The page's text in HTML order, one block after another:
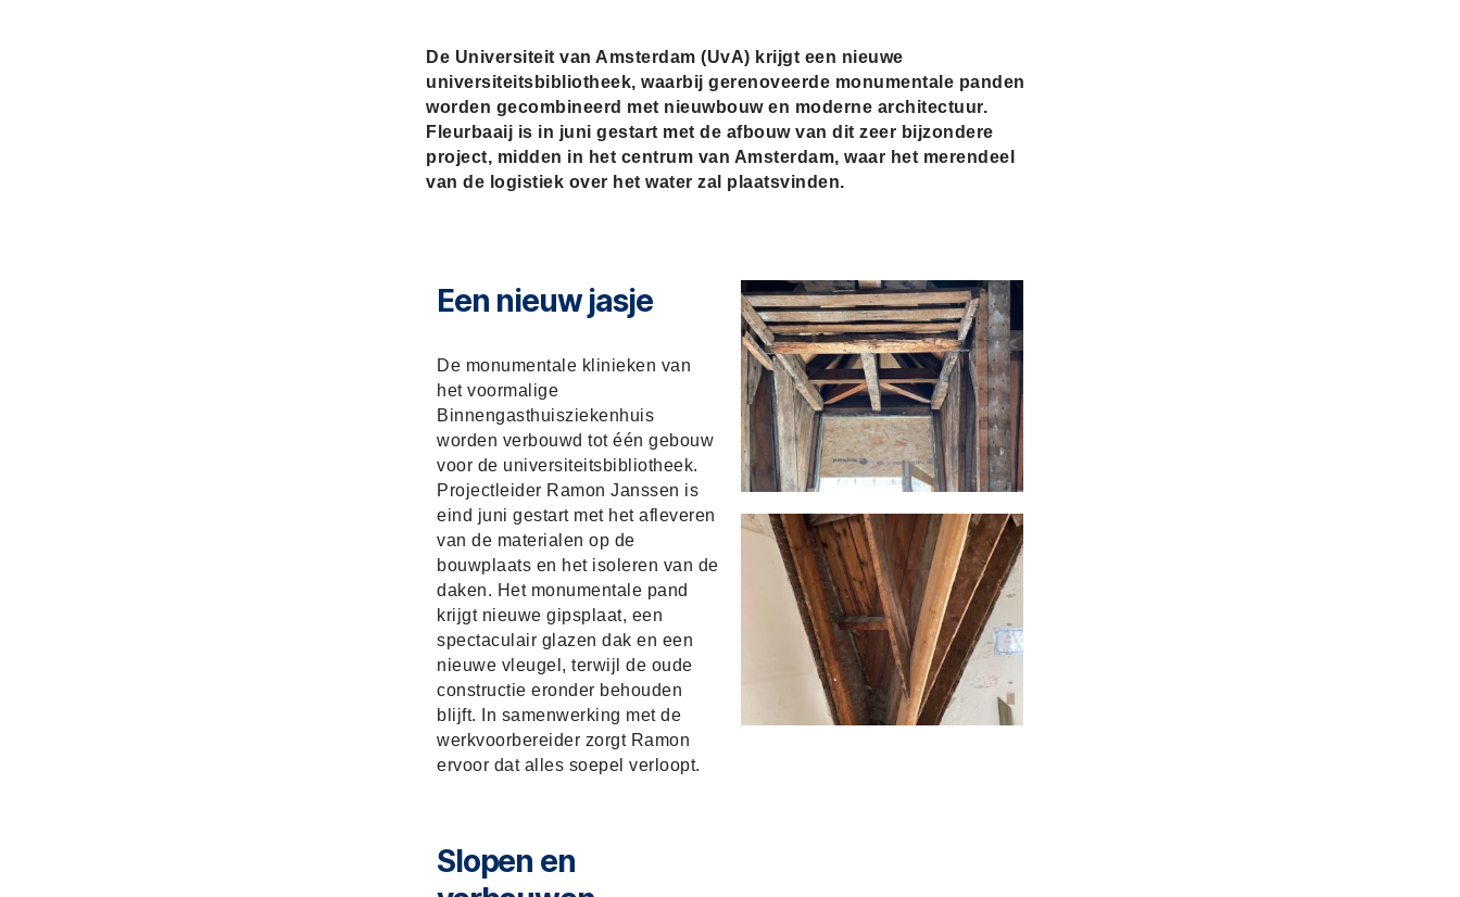
De Universiteit van Amsterdam (UvA) krijgt een nieuwe
universiteitsbibliotheek, waarbij gerenoveerde monumentale panden
worden gecombineerd met nieuwbouw en moderne architectuur.
Fleurbaaij is in juni gestart met de afbouw van dit zeer bijzondere
project, midden in het centrum van Amsterdam, waar het merendeel
van de logistiek over het water zal plaatsvinden.
Een nieuw jasje
De monumentale klinieken van
het voormalige
Binnengasthuisziekenhuis
worden verbouwd tot één gebouw
voor de universiteitsbibliotheek.
Projectleider Ramon Janssen is
eind juni gestart met het afleveren
van de materialen op de
bouwplaats en het isoleren van de
daken. Het monumentale pand
krijgt nieuwe gipsplaat, een
spectaculair glazen dak en een
nieuwe vleugel, terwijl de oude
constructie eronder behouden
blijft. In samenwerking met de
werkvoorbereider zorgt Ramon
ervoor dat alles soepel verloopt.
Slopen en